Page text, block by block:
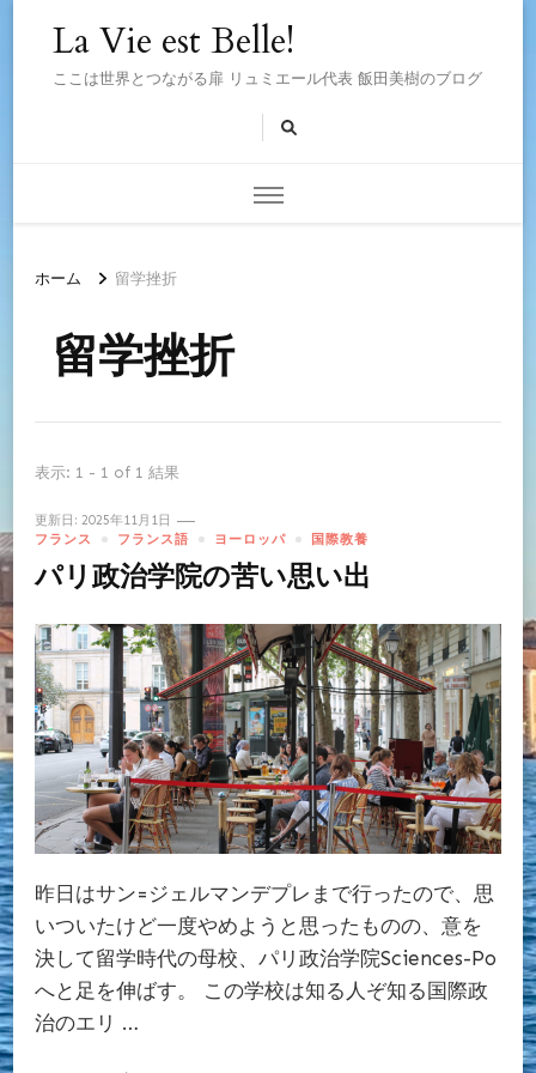
La Vie est Belle!
ここは世界とつながる扉 リュミエール代表 飯田美樹のブログ
ホーム 留学挫折
留学挫折
表示: 1 - 1 of 1 結果
更新日: 2025年11月1日
フランス
フランス語 ヨーロッパ 国際教養
パリ政治学院の苦い思い出
昨日はサン=ジェルマンデプレまで行ったので、思
いついたけど一度やめようと思ったものの、意を
決して留学時代の母校、パリ政治学院Sciences-Po
へと足を伸ばす。 この学校は知る人ぞ知る国際政
治のエリ …